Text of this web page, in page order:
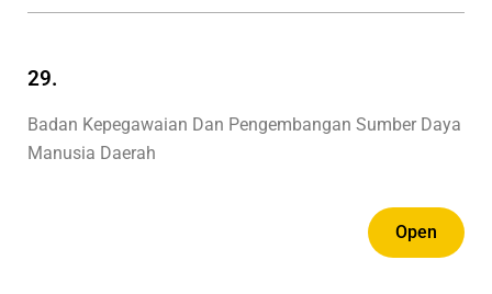
29.
Badan Kepegawaian Dan Pengembangan Sumber Daya
Manusia Daerah
Open